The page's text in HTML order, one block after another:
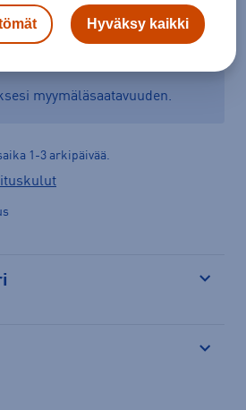
tilaa myymälästä
Myymälät: Ei saatavilla
myymäläsaatavuuden.
1-3 arkipäivää.
Hyväksy kaikki